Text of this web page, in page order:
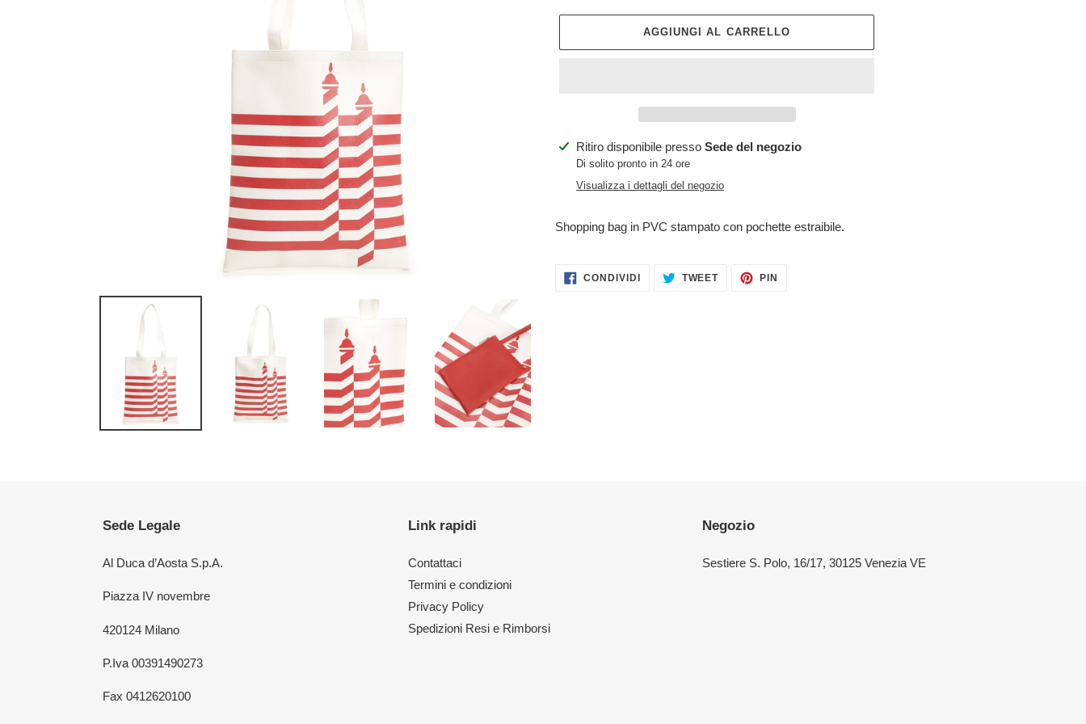
AGGIUNGI AL CARRELLO
Inserimento
prodotto
Ritiro disponibile presso Sede del negozio
Di solito pronto in 24 ore
Visualizza i dettagli del negozio
Shopping bag in PVC stampato con pochette estraibile.
CONDIVIDI CONDIVIDITWEETTWITTA
PIN
Sede Legale
Al Duca d’Aosta S.p.A.
Piazza IV novembre
420124 Milano
P.Iva 00391490273
Fax 0412620100
Link rapidi
Contattaci
Termini e condizioni
Privacy Policy
Spedizioni Resi e Rimborsi
Negozio
Sestiere S. Polo, 16/17, 30125 Venezia VE